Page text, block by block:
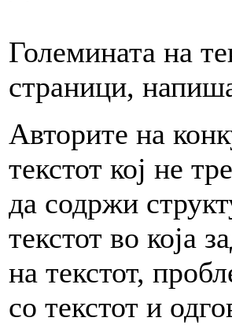
Големината на
страници,
Авторите на
текстот кој не
да содржи
текстот во која
на текстот,
со текстот и